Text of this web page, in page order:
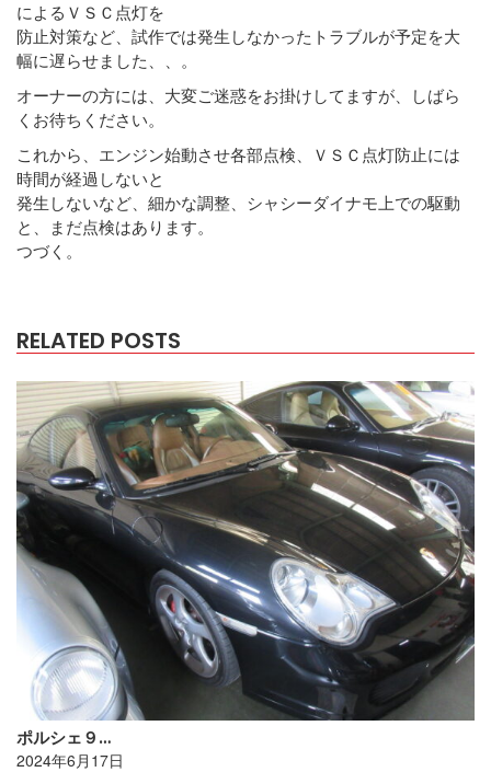
によるＶＳＣ点灯を
防止対策など、試作では発生しなかったトラブルが予定を大
幅に遅らせました、、。
オーナーの方には、大変ご迷惑をお掛けしてますが、しばら
くお待ちください。
これから、エンジン始動させ各部点検、ＶＳＣ点灯防止には
時間が経過しないと
発生しないなど、細かな調整、シャシーダイナモ上での駆動
と、まだ点検はあります。
つづく。
RELATED POSTS
ポルシェ９…
2024年6月17日